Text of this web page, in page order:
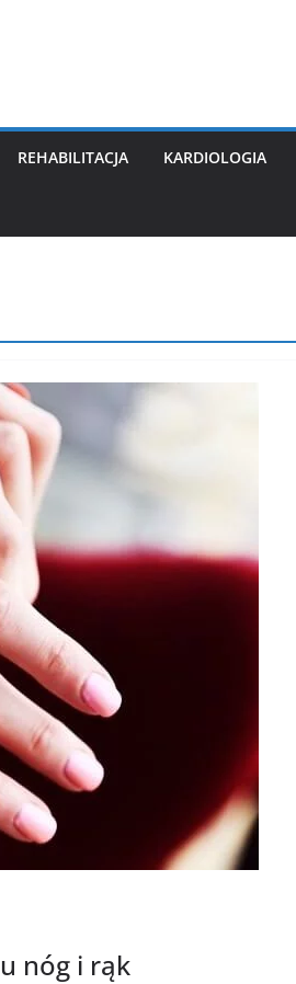
REHABILITACJA KARDIOLOGIA
nóg i rąk